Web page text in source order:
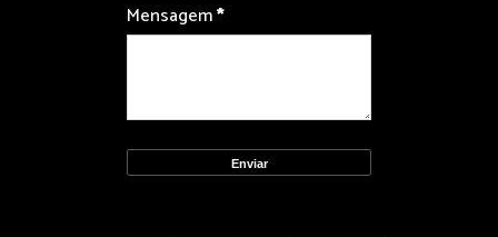
Mensagem*